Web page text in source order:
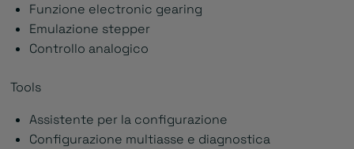
Funzione electronic gearing
Emulazione stepper
Controllo analogico
Tools
Assistente per la configurazione
Configurazione multiasse e diagnostica